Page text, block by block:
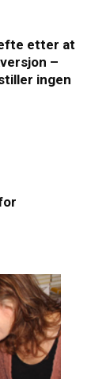
etter at
–
ingen